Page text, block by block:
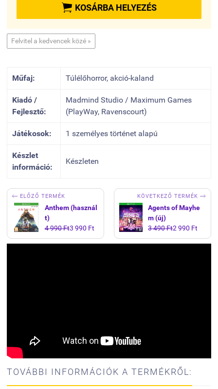
 KOSÁRBA HELYEZÉS
Felvitel a kedvencek közé »
Műfaj: Túlélőhorror, akció-kaland
Kiadó /
Fejlesztő:
Madmind Studio / Maximum Games
(PlayWay, Ravenscourt)
Játékosok: 1 személyes történet alapú
Készlet
információ:
Készleten
 ELŐZŐ TERMÉK
Anthem (használ
t)
4 990 Ft3 990 Ft
KÖVETKEZŐ TERMÉK 
Agents of Mayhe
m (új)
3 490 Ft2 990 Ft
TOVÁBBI INFORMÁCIÓK A TERMÉKRŐL: